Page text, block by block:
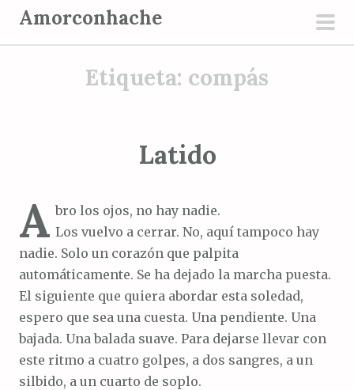
Amorconhache
Etiqueta: compás
Latido
A bro los ojos, no hay nadie.
Los vuelvo a cerrar. No, aquí tampoco hay
nadie. Solo un corazón que palpita
automáticamente. Se ha dejado la marcha puesta.
El siguiente que quiera abordar esta soledad,
espero que sea una cuesta. Una pendiente. Una
bajada. Una balada suave. Para dejarse llevar con
este ritmo a cuatro golpes, a dos sangres, a un
silbido, a un cuarto de soplo.